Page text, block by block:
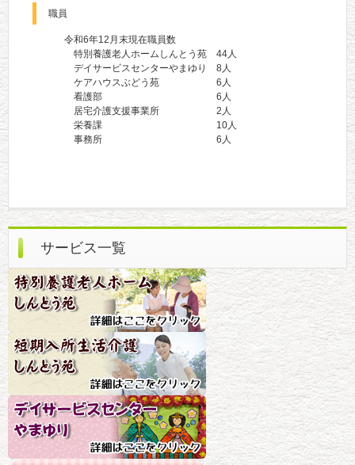
職員
令和6年12月末現在職員数
特別養護老人ホームしんとう苑 44人
デイサービスセンターやまゆり 8人
ケアハウスぶどう苑 6人
看護部 6人
居宅介護支援事業所 2人
栄養課 10人
事務所 6人
サービス一覧